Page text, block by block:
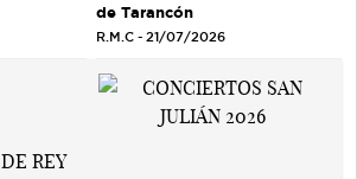
de Tarancón
R.M.C - 21/07/2026